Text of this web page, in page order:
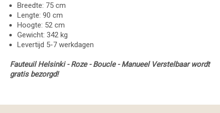
Breedte: 75 cm
Lengte: 90 cm
Hoogte: 52 cm
Gewicht: 342 kg
Levertijd 5-7 werkdagen
Fauteuil Helsinki - Roze - Boucle - Manueel Verstelbaar wordt
gratis bezorgd!